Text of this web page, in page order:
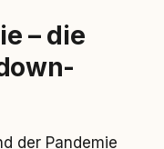
– die
der Pandemie